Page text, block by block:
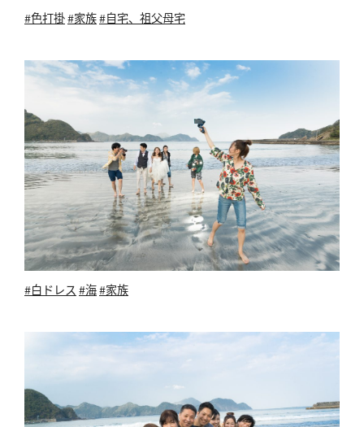
#色打掛#家族#自宅、祖父母宅
#白ドレス#海#家族